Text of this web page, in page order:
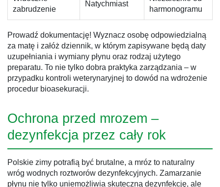
zabrudzenie
Natychmiast
harmonogramu
Prowadź dokumentację! Wyznacz osobę odpowiedzialną
za matę i załóż dziennik, w którym zapisywane będą daty
uzupełniania i wymiany płynu oraz rodzaj użytego
preparatu. To nie tylko dobra praktyka zarządzania – w
przypadku kontroli weterynaryjnej to dowód na wdrożenie
procedur bioasekuracji.
Ochrona przed mrozem –
dezynfekcja przez cały rok
Polskie zimy potrafią być brutalne, a mróz to naturalny
wróg wodnych roztworów dezynfekcyjnych. Zamarzanie
płynu nie tylko uniemożliwia skuteczną dezynfekcję, ale